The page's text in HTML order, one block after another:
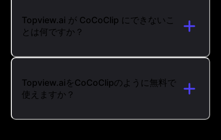
Topview.ai が CoCoClip にできないこ
とは何ですか？
Topview.aiをCoCoClipのように無料で
使えますか？